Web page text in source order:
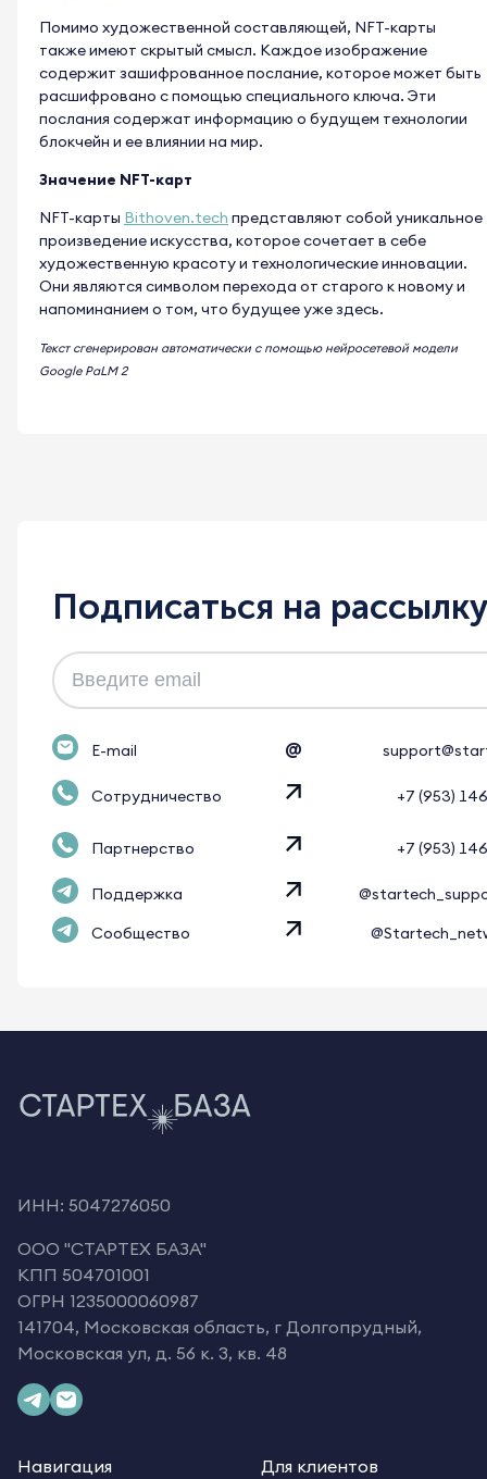
Помимо художественной составляющей, NFT-карты
также имеют скрытый смысл. Каждое изображение
содержит зашифрованное послание, которое может быть
расшифровано с помощью специального ключа. Эти
послания содержат информацию о будущем технологии
блокчейн и ее влиянии на мир.
Значение NFT-карт
NFT-карты Bithoven.tech представляют собой уникальное
произведение искусства, которое сочетает в себе
художественную красоту и технологические инновации.
Они являются символом перехода от старого к новому и
напоминанием о том, что будущее уже здесь.
Текст сгенерирован автоматически с помощью нейросетевой модели
Google PaLM 2
Подписаться на рассылку
E-mail @
Сотрудничество +7 (953)
Партнерство +7 (953)
Поддержка
Сообщество
ИНН: 5047276050
OOO "СТАРТЕХ БАЗА"
КПП 504701001
ОГРН 1235000060987
141704, Московская область, г Долгопрудный,
Московская ул, д. 56 к. 3, кв. 48
Навигация
Для клиентов